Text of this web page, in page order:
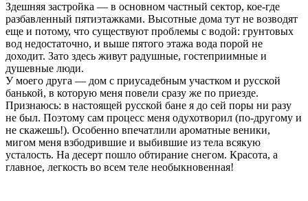
Здешняя застройка — в основном частный сектор, кое-где
разбавленный пятиэтажками. Высотные дома тут не возводят
еще и потому, что существуют проблемы с водой: грунтовых
вод недостаточно, и выше пятого этажа вода порой не
доходит. Зато здесь живут радушные, гостеприимные и
душевные люди.
У моего друга — дом с приусадебным участком и русской
банькой, в которую меня повели сразу же по приезде.
Признаюсь: в настоящей русской бане я до сей поры ни разу
не был. Поэтому сам процесс меня одухотворил (по-другому и
не скажешь!). Особенно впечатлили ароматные веники,
мигом меня взбодрившие и выбившие из тела всякую
усталость. На десерт пошло обтирание снегом. Красота, а
главное, легкость во всем теле необыкновенная!